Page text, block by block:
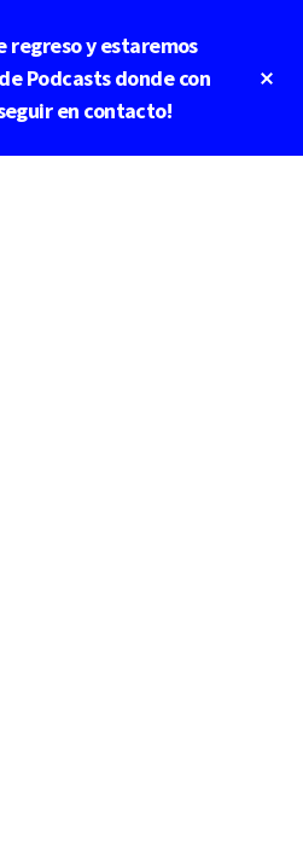
regreso y estaremos
Podcasts donde con
en contacto!